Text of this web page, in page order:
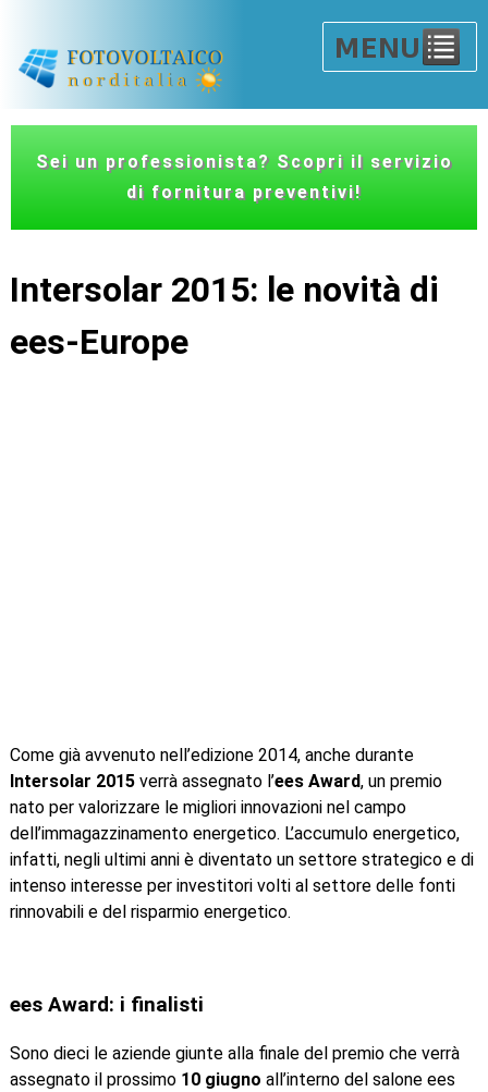
Sei un professionista? Scopri il servizio
di fornitura preventivi!
Intersolar 2015: le novità di
ees-Europe
Come già avvenuto nell’edizione 2014, anche durante
Intersolar 2015verrà assegnato l’ees Award, un premio
nato per valorizzare le migliori innovazioni nel campo
dell’immagazzinamento energetico. L’accumulo energetico,
infatti, negli ultimi anni è diventato un settore strategico e di
intenso interesse per investitori volti al settore delle fonti
rinnovabili e del risparmio energetico.
ees Award: i finalisti
Sono dieci le aziende giunte alla finale del premio che verrà
assegnato il prossimo 10 giugno all’interno del salone ees